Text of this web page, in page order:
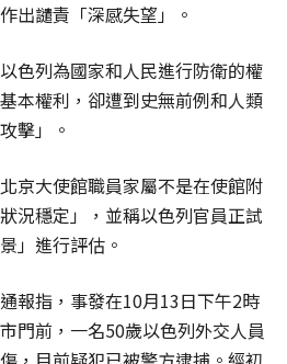
出譴責「深感失望」。
色列為國家和人民進行防衛的權
本權利，卻遭到史無前例和人類
擊」。
京大使館職員家屬不是在使館附
況穩定」，並稱以色列官員正試
」進行評估。
報指，事發在10月13日下午2時
門前，一名50歲以色列外交人員